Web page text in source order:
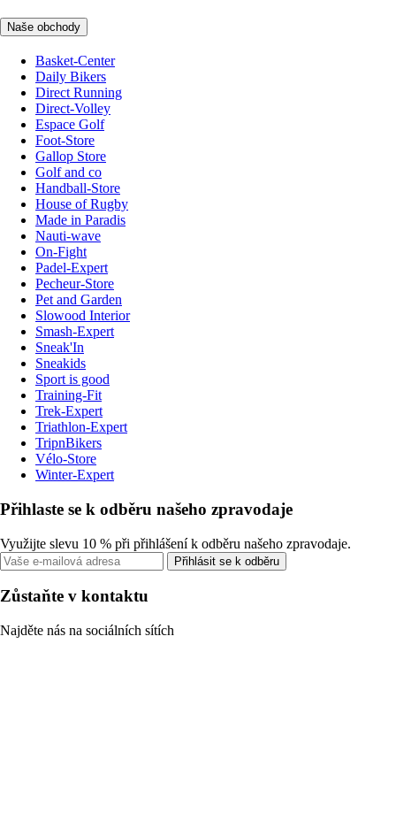
Naše obchody
Basket-Center
Daily Bikers
Direct Running
Direct-Volley
Espace Golf
Foot-Store
Gallop Store
Golf and co
Handball-Store
House of Rugby
Made in Paradis
Nauti-wave
On-Fight
Padel-Expert
Pecheur-Store
Pet and Garden
Slowood Interior
Smash-Expert
Sneak'In
Sneakids
Sport is good
Training-Fit
Trek-Expert
Triathlon-Expert
TripnBikers
Vélo-Store
Winter-Expert
Přihlaste se k odběru našeho zpravodaje
Využijte slevu 10 % při přihlášení k odběru našeho zpravodaje.
Přihlásit se k odběru
Zůstaňte v kontaktu
Najděte nás na sociálních sítích